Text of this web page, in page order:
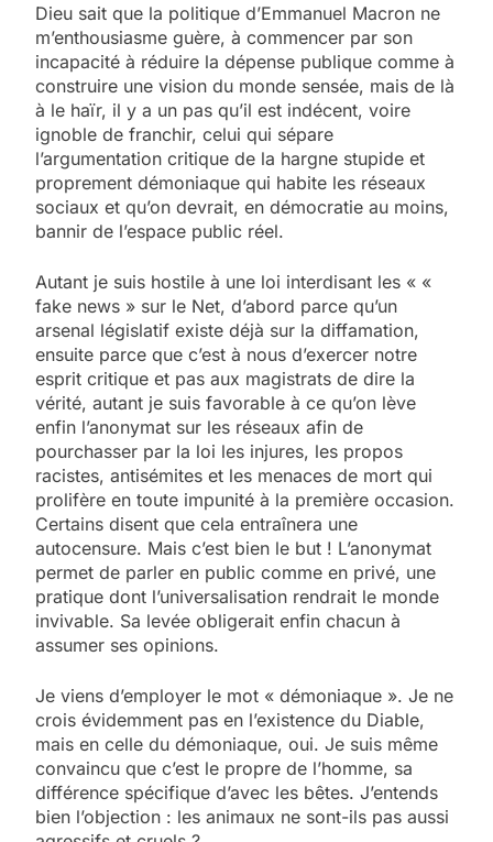
Dieu sait que la politique d’Emmanuel Macron ne
m’enthousiasme guère, à commencer par son
incapacité à réduire la dépense publique comme à
construire une vision du monde sensée, mais de là
à le haïr, il y a un pas qu’il est indécent, voire
ignoble de franchir, celui qui sépare
l’argumentation critique de la hargne stupide et
proprement démoniaque qui habite les réseaux
sociaux et qu’on devrait, en démocratie au moins,
bannir de l’espace public réel.
Autant je suis hostile à une loi interdisant les « «
fake news » sur le Net, d’abord parce qu’un
arsenal législatif existe déjà sur la diffamation,
ensuite parce que c’est à nous d’exercer notre
esprit critique et pas aux magistrats de dire la
vérité, autant je suis favorable à ce qu’on lève
enfin l’anonymat sur les réseaux afin de
pourchasser par la loi les injures, les propos
racistes, antisémites et les menaces de mort qui
prolifère en toute impunité à la première occasion.
Certains disent que cela entraînera une
autocensure. Mais c’est bien le but ! L’anonymat
permet de parler en public comme en privé, une
pratique dont l’universalisation rendrait le monde
invivable. Sa levée obligerait enfin chacun à
assumer ses opinions.
Je viens d’employer le mot « démoniaque ». Je ne
crois évidemment pas en l’existence du Diable,
mais en celle du démoniaque, oui. Je suis même
convaincu que c’est le propre de l’homme, sa
différence spécifique d’avec les bêtes. J’entends
bien l’objection : les animaux ne sont-ils pas aussi